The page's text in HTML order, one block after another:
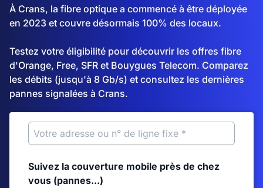
À Crans, la fibre optique a commencé à être déployée
en 2023 et couvre désormais 100% des locaux.
Testez votre éligibilité pour découvrir les offres fibre
d'Orange, Free, SFR et Bouygues Telecom. Comparez
les débits (jusqu'à 8 Gb/s) et consultez les dernières
pannes signalées à Crans.
Suivez la couverture mobile près de chez
vous (pannes...)